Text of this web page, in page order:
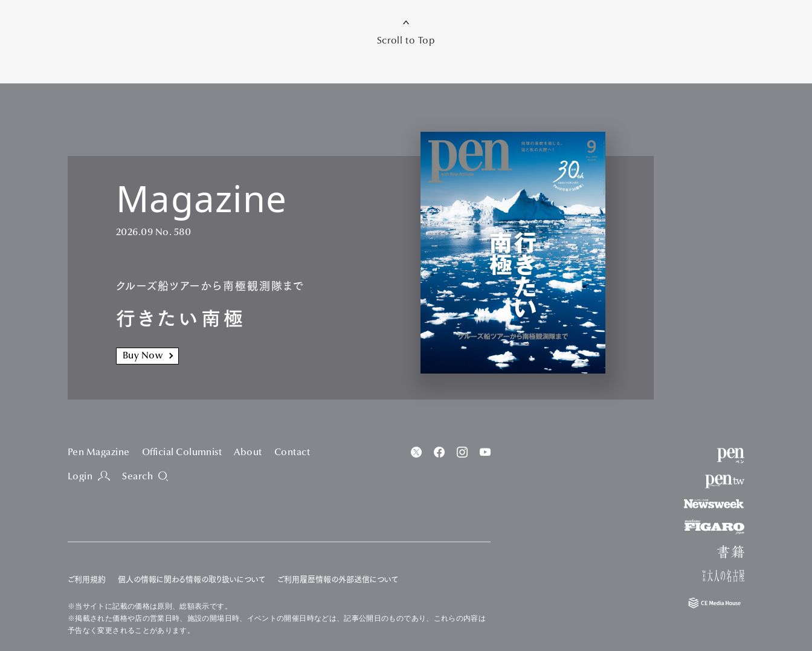
Scroll to Top
Magazine
2026.09 No. 580
クルーズ船ツアーから南極観測隊まで
行きたい南極
Buy Now
Pen Magazine Official Columnist About Contact
Login Search
ご利用規約 個人の情報に関わる情報の取り扱いについて ご利用履歴情報の外部送信について
※当サイトに記載の価格は原則、総額表示です。
※掲載された価格や店の営業日時、施設の開場日時、イベントの開催日時などは、記事公開日のものであり、これらの内容は
予告なく変更されることがあります。